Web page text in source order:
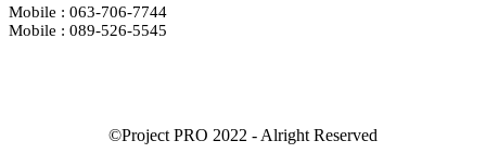
Mobile : 063-706-7744
Mobile : 089-526-5545